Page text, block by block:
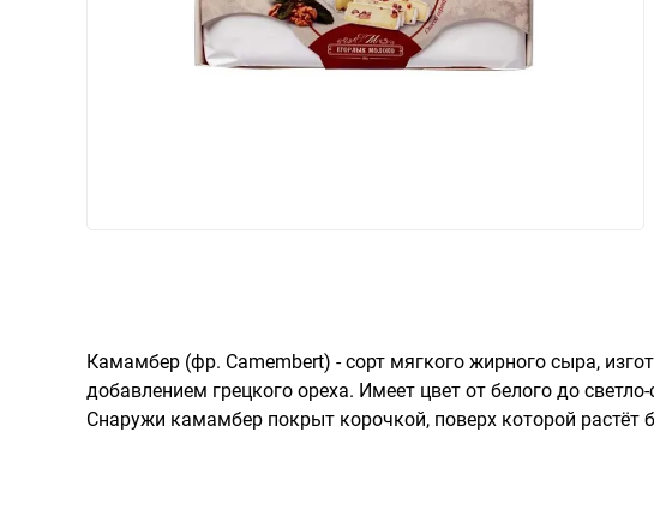
Камамбер (фр. Camembert) - сорт мягкого жирного сыра,
добавлением грецкого ореха. Имеет цвет от белого до
Снаружи камамбер покрыт корочкой, поверх которой растёт